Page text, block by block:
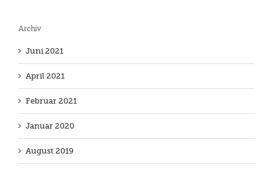
Archiv
Juni 2021
April 2021
Februar 2021
Januar 2020
August 2019